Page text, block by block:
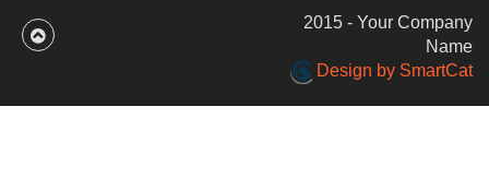
2015 - Your Company
Name
Design by SmartCat